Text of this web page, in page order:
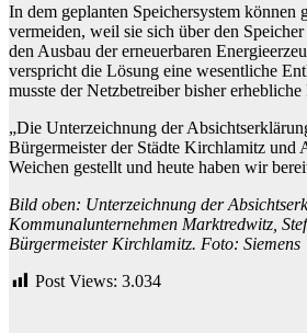
In dem geplanten Speichersystem können
vermeiden, weil sie sich über den
den Ausbau der erneuerbaren
verspricht die Lösung eine wesentliche
musste der Netzbetreiber bisher
„Die Unterzeichnung der
Bürgermeister der Städte Kirchlamitz
Weichen gestellt und heute haben wir
Bild oben: Unterzeichnung der
Kommunalunternehmen Marktredwitz,
Bürgermeister Kirchlamitz. Foto: Siemens
Post Views: 3.034